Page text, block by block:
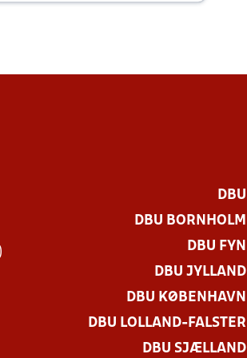
DBU
DBU BORNHOLM
DBU FYN
DBU JYLLAND
DBU KØBENHAVN
DBU LOLLAND-FALSTER
DBU SJÆLLAND